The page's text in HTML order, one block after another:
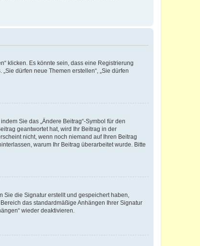
klicken. Es könnte sein, dass eine Registrierung
dürfen neue Themen erstellen“, „Sie dürfen
Sie das „Ändere Beitrag“-Symbol für den
geantwortet hat, wird Ihr Beitrag in der
nicht, wenn noch niemand auf Ihren Beitrag
warum Ihr Beitrag überarbeitet wurde. Bitte
Sie die Signatur erstellt und gespeichert haben,
das standardmäßige Anhängen Ihrer Signatur
wieder deaktivieren.